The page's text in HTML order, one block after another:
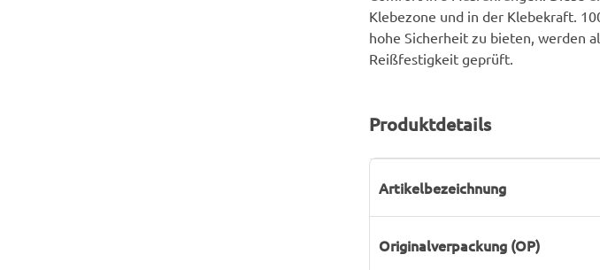
Klebezone und in der Klebekraft.
hohe Sicherheit zu bieten, werden
Reißfestigkeit geprüft.
Produktdetails
Artikelbezeichnung
Originalverpackung (OP)